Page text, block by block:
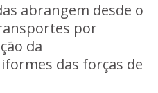
abrangem desde o
por
da
das forças de